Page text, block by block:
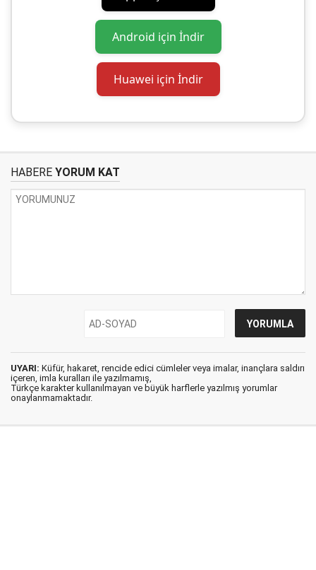
Android için İndir
Huawei için İndir
HABERE YORUM KAT
UYARI: Küfür, hakaret, rencide edici cümleler veya imalar, inançlara saldırı
içeren, imla kuralları ile yazılmamış,
Türkçe karakter kullanılmayan ve büyük harflerle yazılmış yorumlar
onaylanmamaktadır.